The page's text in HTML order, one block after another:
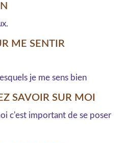
ME SENTIR
je me sens bien
SAVOIR SUR MOI
c'est important de se poser